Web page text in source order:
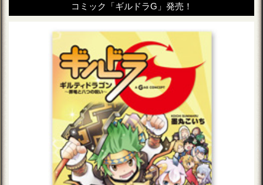
コミック「ギルドラG」発売！